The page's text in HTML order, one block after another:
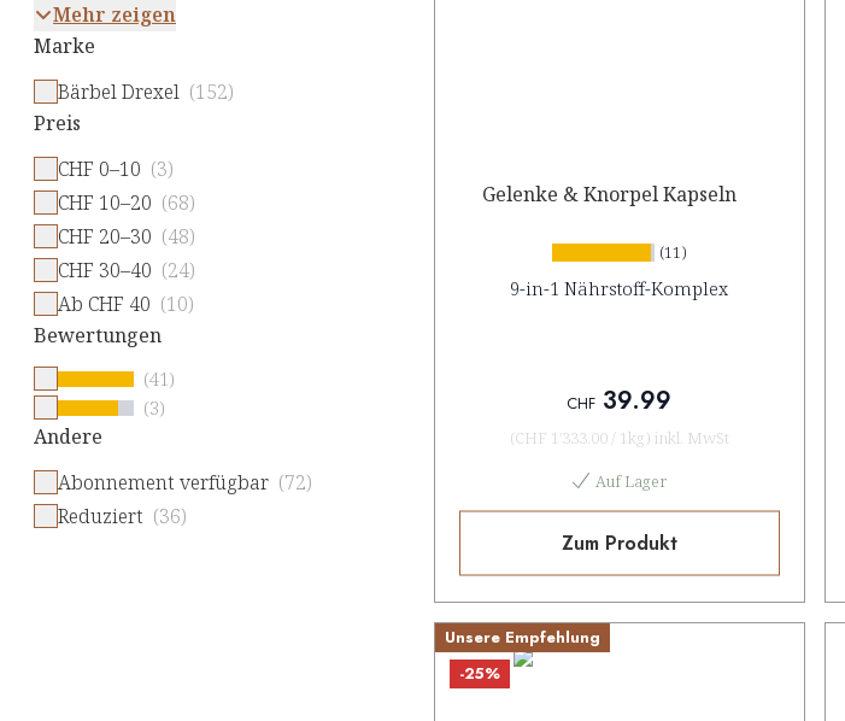
Mehr zeigen
Marke
Bärbel Drexel (152)
Preis
CHF 0–10 (3)
CHF 10–20 (68)
CHF 20–30 (48)
CHF 30–40 (24)
Ab CHF 40 (10)
Bewertungen
(41)
(3)
Andere
Abonnement verfügbar (72)
Reduziert (36)
Gelenke & Knorpel Kapseln
(11)
9-in-1 Nährstoff-Komplex
CHF 39.99
(CHF 1'333.00 / 1kg) inkl. MwSt
Auf Lager
Zum Produkt
Unsere Empfehlung
-25%